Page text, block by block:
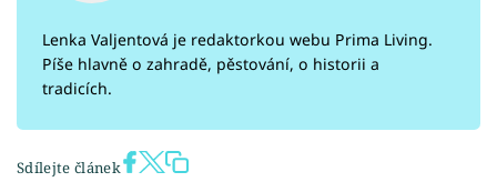
Lenka Valjentová je redaktorkou webu Prima Living.
Píše hlavně o zahradě, pěstování, o historii a
tradicích.
Sdílejte článek